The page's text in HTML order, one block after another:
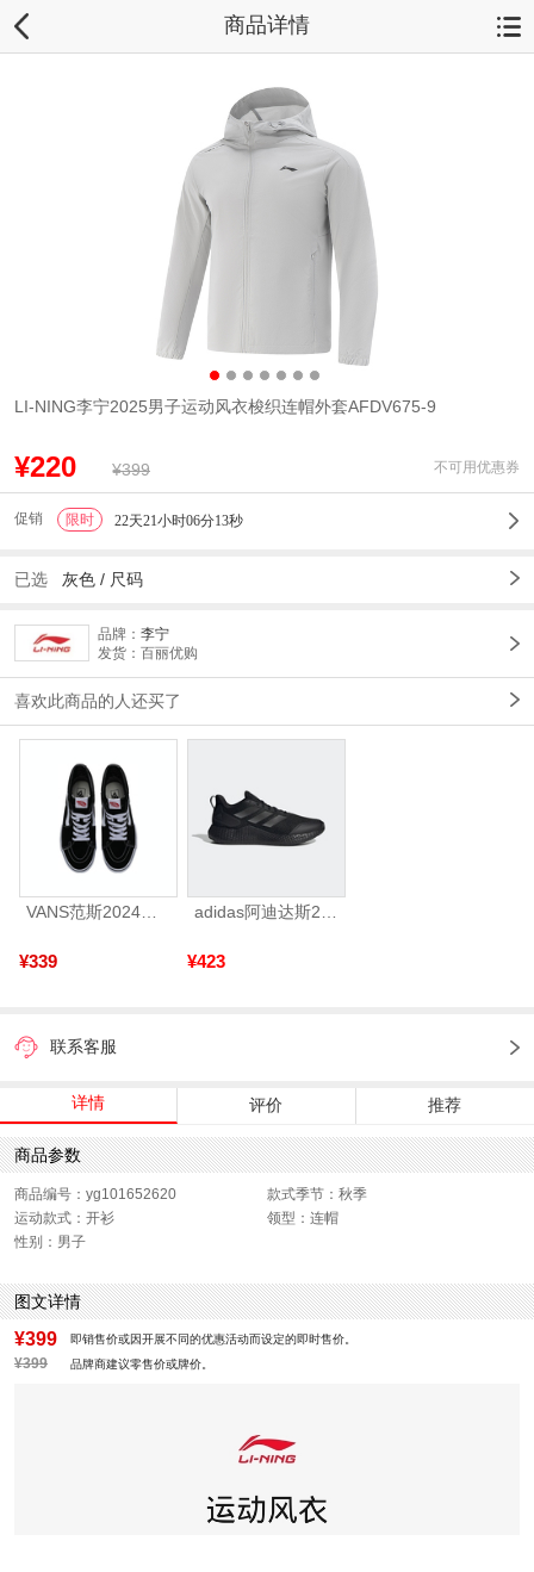
商品详情
LI-NING李宁2025男子运动风衣梭织连帽外套AFDV675-9
¥220 ¥399 不可用优惠券
促销 限时 22天21小时06分13秒
已选 灰色 / 尺码
品牌： 李宁
发货：百丽优购
喜欢此商品的人还买了
VANS范斯2024中性SK8-HiCL帆布鞋/硫化鞋VN000D5IB8C
¥339
adidas阿迪达斯2025中性edge gamedaySPW FTW-跑步GW2499
¥423
联系客服
详情 评价 推荐
商品参数
商品编号：yg101652620
款式季节：秋季
运动款式：开衫
领型：连帽
性别：男子
图文详情
¥399 即销售价或因开展不同的优惠活动而设定的即时售价。
¥399 品牌商建议零售价或牌价。